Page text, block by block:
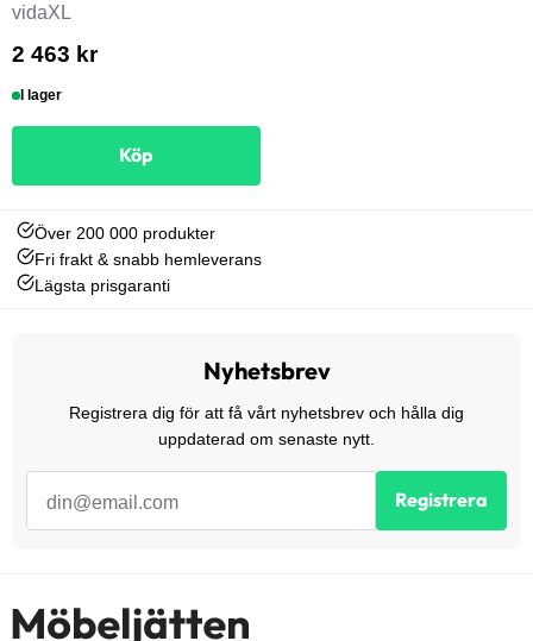
vidaXL
2 463 kr
I lager
Köp
Över 200 000 produkter
Fri frakt & snabb hemleverans
Lägsta prisgaranti
Nyhetsbrev
Registrera dig för att få vårt nyhetsbrev och hålla dig
uppdaterad om senaste nytt.
Registrera